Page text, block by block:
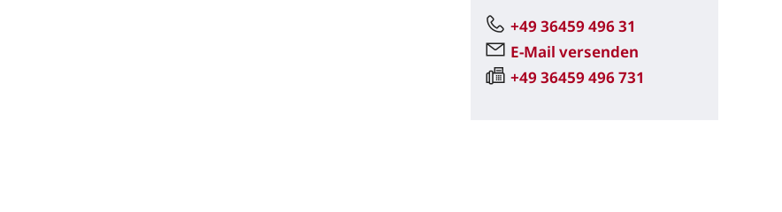
+49 36459 496 31
E-Mail versenden
+49 36459 496 731